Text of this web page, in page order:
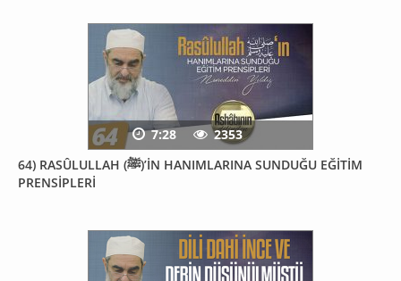
64) RASÛLULLAH (ﷺ)’İN HANIMLARINA SUNDUĞU EĞİTİM
PRENSİPLERİ
7:28 2353